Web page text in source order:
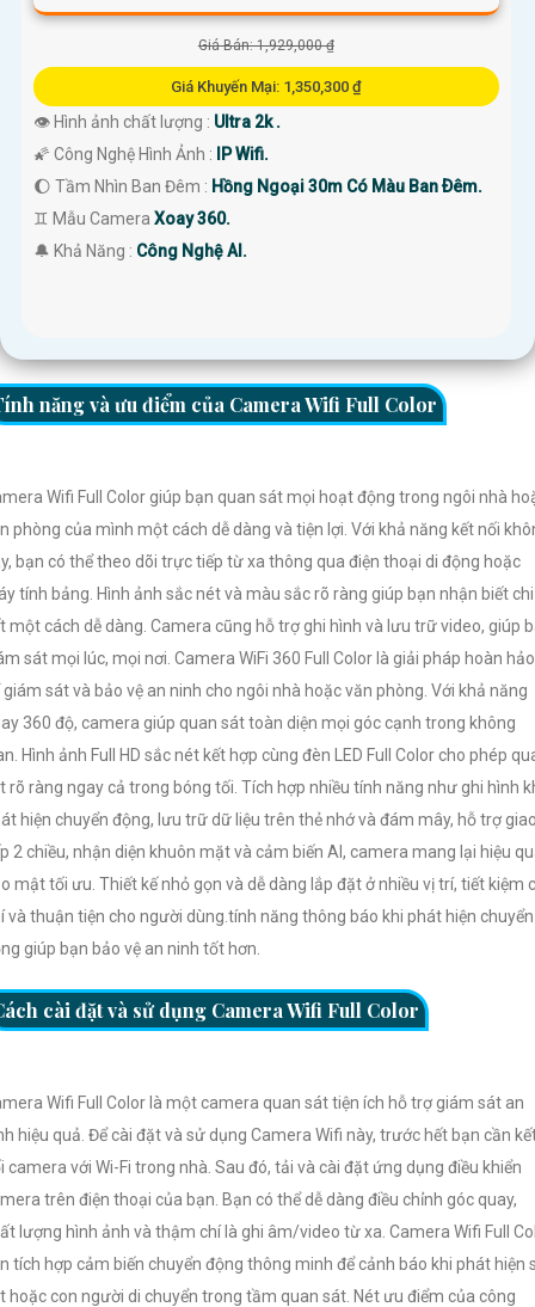
Giá Bán: 1,929,000 ₫
Giá Khuyến Mại: 1,350,300 ₫
👁 Hình ảnh chất lượng : Ultra 2k .
🌠 Công Nghệ Hình Ảnh :
IP Wifi.
🌔 Tầm Nhìn Ban Đêm : Hồng Ngoại 30m Có Màu Ban Ðêm.
♊ Mẫu Camera Xoay 360.
️🔔 Khả Năng : Công Nghệ AI.
năng và ưu điểm của Camera Wifi Full Color
Wifi Full Color giúp bạn quan sát mọi hoạt động trong ngôi nhà
phòng của mình một cách dễ dàng và tiện lợi. Với khả năng kết nối
bạn có thể theo dõi trực tiếp từ xa thông qua điện thoại di động hoặc
tính bảng. Hình ảnh sắc nét và màu sắc rõ ràng giúp bạn nhận biết chi
một cách dễ dàng. Camera cũng hỗ trợ ghi hình và lưu trữ video, giúp
sát mọi lúc, mọi nơi. Camera WiFi 360 Full Color là giải pháp hoàn hảo
giám sát và bảo vệ an ninh cho ngôi nhà hoặc văn phòng. Với khả năng
360 độ, camera giúp quan sát toàn diện mọi góc cạnh trong không
Hình ảnh Full HD sắc nét kết hợp cùng đèn LED Full Color cho phép
rõ ràng ngay cả trong bóng tối. Tích hợp nhiều tính năng như ghi hình
hiện chuyển động, lưu trữ dữ liệu trên thẻ nhớ và đám mây, hỗ trợ
2 chiều, nhận diện khuôn mặt và cảm biến AI, camera mang lại hiệu
mật tối ưu. Thiết kế nhỏ gọn và dễ dàng lắp đặt ở nhiều vị trí, tiết kiệm
và thuận tiện cho người dùng.tính năng thông báo khi phát hiện chuyển
giúp bạn bảo vệ an ninh tốt hơn.
cài đặt và sử dụng Camera Wifi Full Color
Wifi Full Color là một camera quan sát tiện ích hỗ trợ giám sát an
hiệu quả. Để cài đặt và sử dụng Camera Wifi này, trước hết bạn cần
camera với Wi-Fi trong nhà. Sau đó, tải và cài đặt ứng dụng điều khiển
trên điện thoại của bạn. Bạn có thể dễ dàng điều chỉnh góc quay,
lượng hình ảnh và thậm chí là ghi âm/video từ xa. Camera Wifi Full
tích hợp cảm biến chuyển động thông minh để cảnh báo khi phát hiện
hoặc con người di chuyển trong tầm quan sát. Nét ưu điểm của công